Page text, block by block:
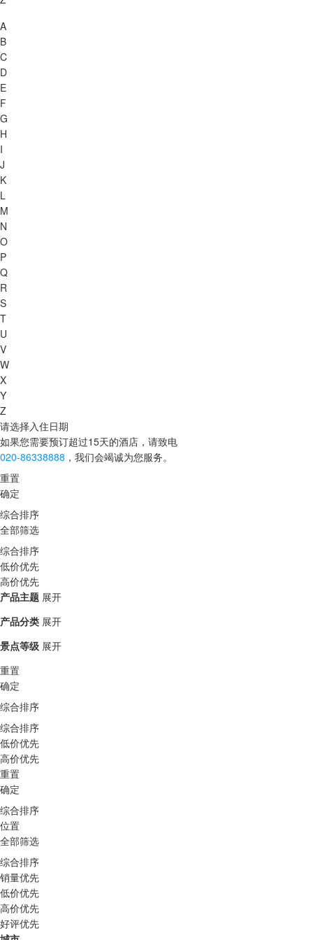
A
B
C
D
E
F
G
H
I
J
K
L
M
N
O
P
Q
R
S
T
U
V
W
X
Y
Z
请选择入住日期
如果您需要预订超过15天的酒店，请致电
020-86338888 ，我们会竭诚为您服务。
重置
确定
综合排序
全部筛选
综合排序
低价优先
高价优先
产品主题 展开
产品分类 展开
景点等级 展开
重置
确定
综合排序
综合排序
低价优先
高价优先
重置
确定
综合排序
位置
全部筛选
综合排序
销量优先
低价优先
高价优先
好评优先